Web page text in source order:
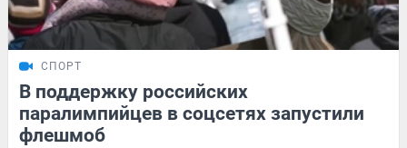
СПОРТ
В поддержку российских
паралимпийцев в соцсетях запустили
флешмоб